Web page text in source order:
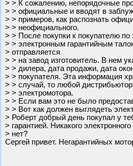
> > К сожалению, непорядочные
> > официальные и вводят в
> > примеров, как распознать
> > неофициального.
> > После покупки к покупателю
> > электронным гарантийным
> отправляется
> > на завод изготовитель. В нем
> > дилера, дата продажи, дата
> > покупателя. Эта информация
> > случай, то любой
> > электромотора.
> > Если вам это не было
> > Вот как должен выглядеть
> Роберт добрый день покупал у
> гарантией. Никакого
> нет?
Сергей привет. Негарантийных